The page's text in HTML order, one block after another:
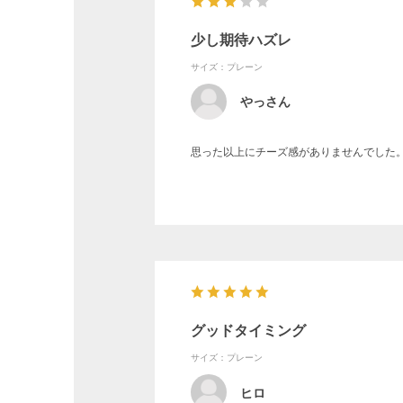
少し期待ハズレ
サイズ：プレーン
やっさん
思った以上にチーズ感がありませんでした
グッドタイミング
サイズ：プレーン
ヒロ